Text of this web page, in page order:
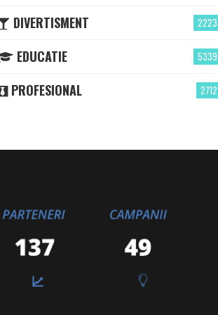
2223
DIVERTISMENT
5339
EDUCATIE
2712
PROFESIONAL